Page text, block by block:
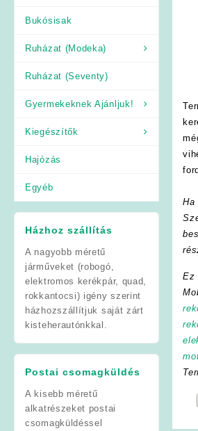
Bukósisak
Ruházat (Modeka)
Ruházat (Seventy)
Gyermekeknek Ajánljuk!
Kiegészítők
Hajózás
Egyéb
Házhoz szállítás
A nagyobb méretű
járműveket (robogó,
elektromos kerékpár, quad,
rokkantocsi) igény szerint
házhozszállítjuk saját zárt
kisteherautónkkal.
Postai csomagküldés
A kisebb méretű
alkatrészeket postai
csomagküldéssel
Ha
Ez